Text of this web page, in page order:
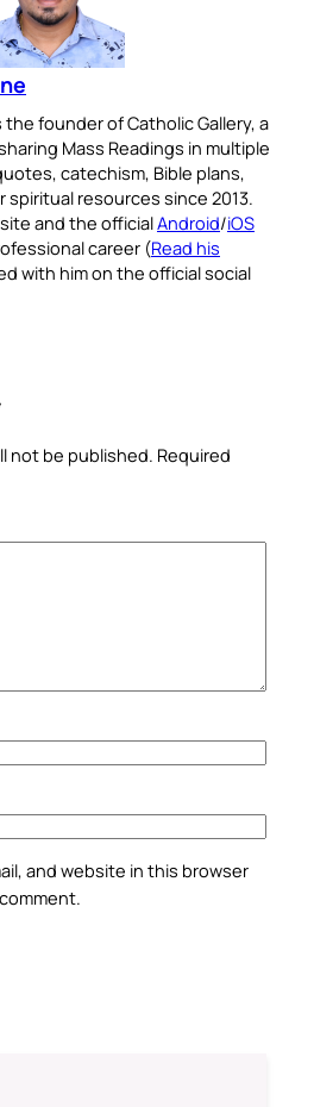
founder of Catholic Gallery, a
Mass Readings in multiple
catechism, Bible plans,
resources since 2013.
and the officialAndroid/iOS
career (Read his
with him on the official social
not be published. Required
and website in this browser